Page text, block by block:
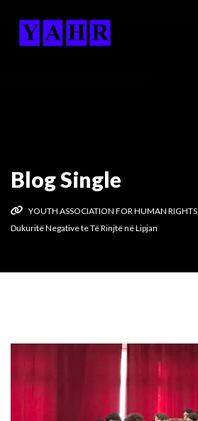
Blog Single
YOUTH ASSOCIATION FOR HUMAN RIGHTS
Dukuritë Negative te Të Rinjtë në Lipjan